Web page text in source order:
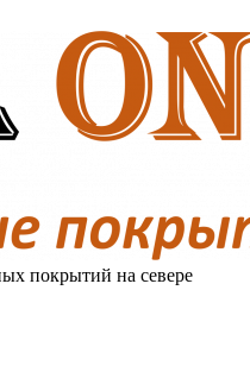
покрытий на севере